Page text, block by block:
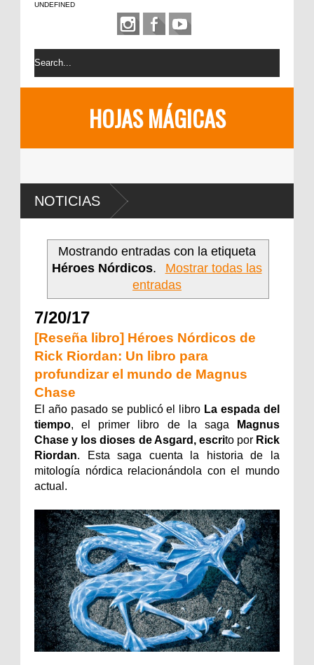
UNDEFINED
HOJAS MÁGICAS
NOTICIAS
Mostrando entradas con la etiqueta
Héroes Nórdicos.
Mostrar todas las
entradas
7/20/17
[Reseña libro] Héroes Nórdicos de
Rick Riordan: Un libro para
profundizar el mundo de Magnus
Chase
El año pasado se publicó el libro La espada del
tiempo, el primer libro de la saga
Magnus
Chase y los dioses de Asgard, escrito por Rick
Riordan. Esta saga cuenta la historia de la
mitología nórdica relacionándola con el mundo
actual.